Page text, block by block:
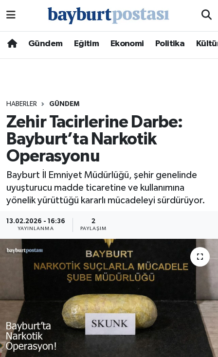
Gündem Eğitim Ekonomi Politika
HABERLER GÜNDEM
Zehir Tacirlerine Darbe:
Bayburt’ta Narkotik
Operasyonu
Bayburt İl Emniyet Müdürlüğü, şehir genelinde
uyuşturucu madde ticaretine ve kullanımına
yönelik yürüttüğü kararlı mücadeleyi sürdürüyor.
13.02.2026 - 16:36
YAYINLANMA
2
PAYLAŞIM
Hava Durumu
Süper Lig Puan Durumu ve Fikstür
Tüm Manşetler
Son Dakika Haberleri